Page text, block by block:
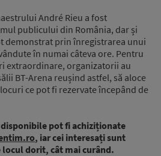
André Rieu a fost
publicului din România, dar și
demonstrat prin înregistrarea unui
în numai câteva ore. Pentru
extraordinare, organizatorii au
BT-Arena reușind astfel, să aloce
ce pot fi rezervate începând de
pot fi achiziționate
, iar cei interesați sunt
locul dorit, cât mai curând.